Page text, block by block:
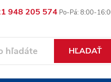
948 205 574
Moja objednávka
HĽADAŤ